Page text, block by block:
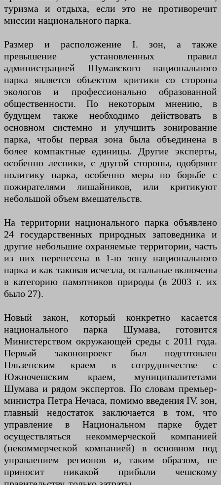
туризма и отдыха, если это не противоречит
миссии национального парка.
Размер и расположение I. зон, а также
превышение установленных правил
администрацией Шумавского национального
парка является объектом критики со стороны
экологов и профессионально образованной
общественности. По некоторым мнению, в
будущем также необходимо действовать в
основном системно и улучшить зонирование
парка, чтобы первая зона была объединена в
более компактные единицы. Другие эксперты,
особенно лесники, с другой стороны, одобряют
политику парка, особенно меры по борьбе с
пожирателями лишайников, или критикуют
небольшой объем вмешательств.
На территории национального парка объявлено
24 государственных природных заповедника и
другие небольшие охраняемые территории, часть
из них перенесена в 1-ю зону национального
парка и как таковая исчезла, остальные включены
в категорию памятников природы (в 2003 г. их
было 27).
Новый закон, который конкретно касается
национального парка Шумава, готовится
Министерством окружающей среды с 2011 года.
Первый законопроект был подготовлен
Пльзенским краем в сотрудничестве с
Южночешским краем, муниципалитетами
Шумава и рядом экспертов. По словам премьер-
министра Петра Нечаса, помимо введения IV. зон,
главный недостаток заключается в том, что
управление в Национальном парке будет
осуществляться некоммерческой компанией
(некоммерческой компанией) в основном под
управлением регионов и, таким образом, не
приносит никакой прибыли чешскому